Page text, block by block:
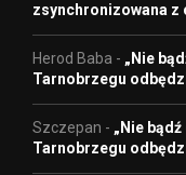
zsynchronizowana
Herod Baba - „Nie
Tarnobrzegu
Szczepan - „Nie
Tarnobrzegu